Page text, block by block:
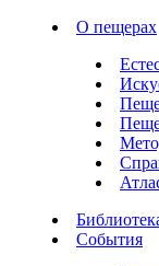
О пещерах
События